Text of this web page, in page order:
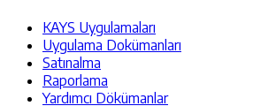
KAYS Uygulamaları
Uygulama Dokümanları
Satınalma
Raporlama
Yardımcı Dökümanlar